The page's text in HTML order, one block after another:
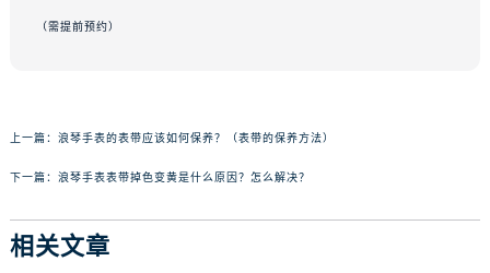
（需提前预约）
上一篇： 浪琴手表的表带应该如何保养？（表带的保养方法）
下一篇： 浪琴手表表带掉色变黄是什么原因？怎么解决？
相关文章